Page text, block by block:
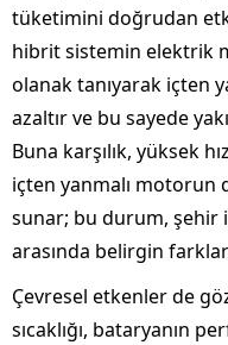
tüketimini doğrudan
hibrit sistemin elektrik
olanak tanıyarak içten
azaltır ve bu sayede
Buna karşılık, yüksek
içten yanmalı motorun
sunar; bu durum, şehir
arasında belirgin farklar
Çevresel etkenler de
sıcaklığı, bataryanın